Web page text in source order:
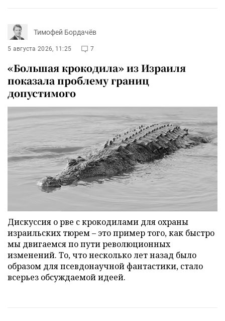
Тимофей Бордачёв
5 августа 2026, 11:25 7
«Большая крокодила» из Израиля
показала проблему границ
допустимого
Дискуссия о рве с крокодилами для охраны
израильских тюрем – это пример того, как быстро
мы двигаемся по пути революционных
изменений. То, что несколько лет назад было
образом для псевдонаучной фантастики, стало
всерьез обсуждаемой идеей.